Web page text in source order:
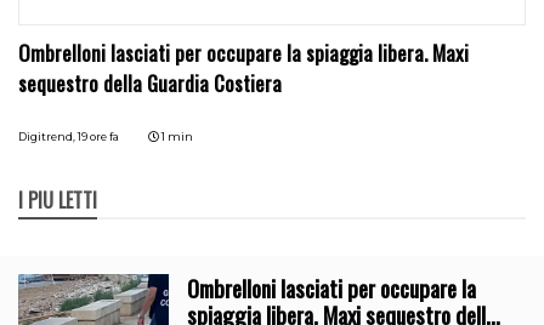
Ombrelloni lasciati per occupare la spiaggia libera. Maxi
sequestro della Guardia Costiera
Digitrend,19 ore fa 1 min
I PIÙ LETTI
Ombrelloni lasciati per occupare la
spiaggia libera. Maxi sequestro della